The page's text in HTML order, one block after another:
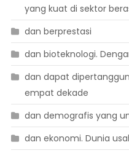
yang kuat di sektor
dan berprestasi
dan bioteknologi.
dan dapat
empat dekade
dan demografis yang
dan ekonomi. Dunia